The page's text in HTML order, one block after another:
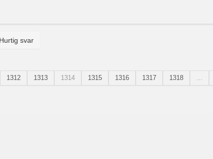
Hurtig svar
1312 1313 1314 1315 1316 1317 1318 ...